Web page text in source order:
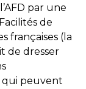
par une
de
françaises (la
de dresser
qui peuvent